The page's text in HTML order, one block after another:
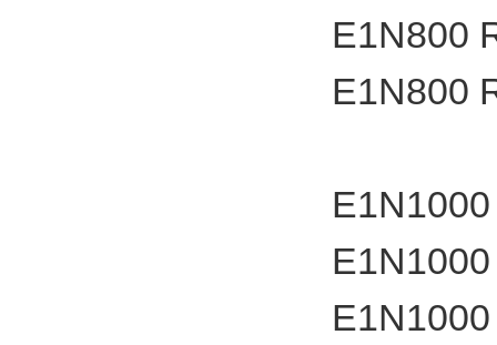
E1N800
E1N800